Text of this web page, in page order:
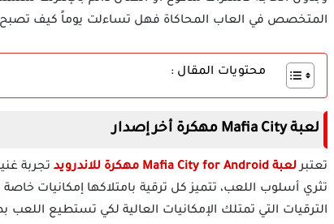
المتخصص في العاب المحاكاة فهل تساءلت يوماً كيف تصبح
محتويات المقال :
لعبة Mafia City مهكرة أخر إصدار
تعتبرلعبة Mafia City for Android مهكرة للاندرويد
تجربة
تثري أسلوب اللعب، تتميز كل ترقية بامتلاكها إمكانيات
الترقيات التي تمتلك الإمكانيات العالية لكي تستطيع